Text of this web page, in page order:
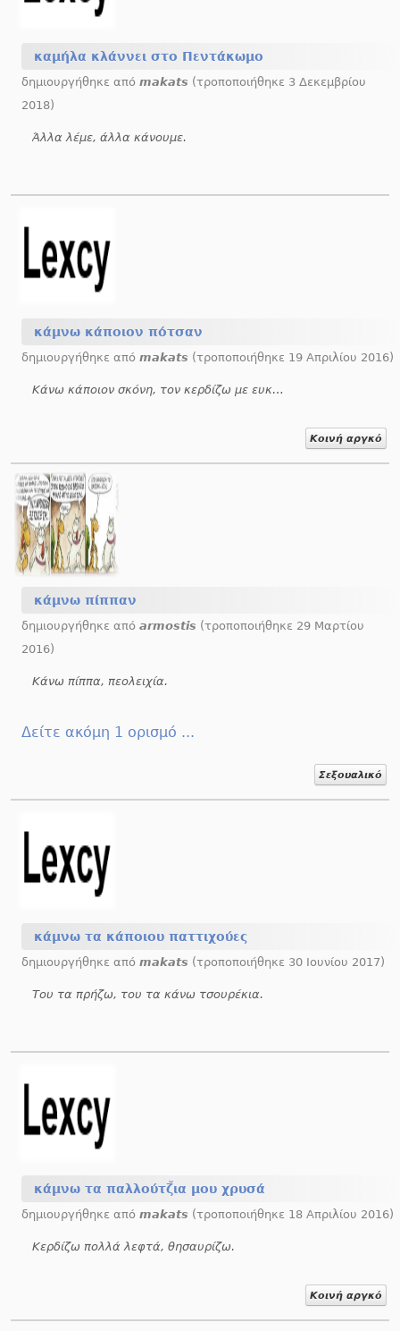
καμήλα κλάννει στο Πεντάκωμο
δημιουργήθηκε απόmakats (τροποποιήθηκε 3 Δεκεμβρίου
2018)
Άλλα λέμε, άλλα κάνουμε.
κάμνω κάποιον πότσαν
δημιουργήθηκε απόmakats (τροποποιήθηκε 19 Απριλίου 2016)
Κάνω κάποιον σκόνη, τον κερδίζω με ευκολία.
Κοινή αργκό
κάμνω πίππαν
δημιουργήθηκε απόarmostis (τροποποιήθηκε 29 Μαρτίου
2016)
Κάνω πίππα, πεολειχία.
Δείτε ακόμη 1 ορισμό ...
Σεξουαλικό
κάμνω τα κάποιου παττιχούες
δημιουργήθηκε απόmakats (τροποποιήθηκε 30 Ιουνίου 2017)
Του τα πρήζω, του τα κάνω τσουρέκια.
κάμνω τα παλλούτζ̆ια μου χρυσά
δημιουργήθηκε απόmakats (τροποποιήθηκε 18 Απριλίου 2016)
Κερδίζω πολλά λεφτά, θησαυρίζω.
Κοινή αργκό